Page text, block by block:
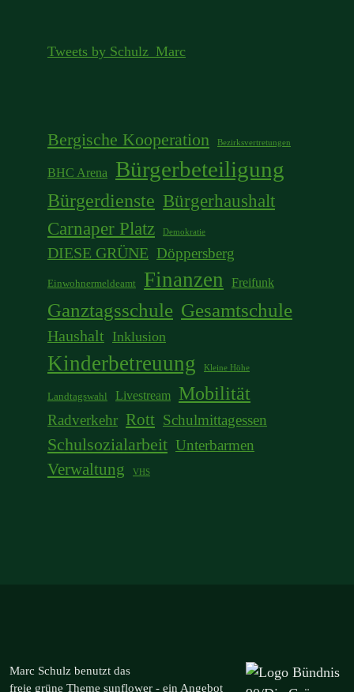
Tweets by Schulz_Marc
Bergische Kooperation Bezirksvertretungen
BHC Arena Bürgerbeteiligung
Bürgerdienste Bürgerhaushalt
Carnaper Platz
Demokratie
DIESE GRÜNE Döppersberg
Einwohnermeldeamt Finanzen Freifunk
Ganztagsschule Gesamtschule
Haushalt Inklusion
Kinderbetreuung Kleine Höhe
Landtagswahl Livestream Mobilität
Radverkehr Rott Schulmittagessen
Schulsozialarbeit Unterbarmen
Verwaltung VHS
Marc Schulz benutzt das
freie grüne Theme sunflower ‐ ein Angebot